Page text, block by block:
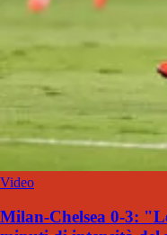
Video
Milan-Chelsea 0-3: